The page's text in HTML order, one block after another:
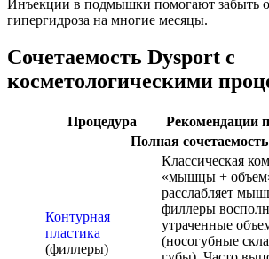
Инъекции в подмышки помогают забыть
гипергидроза на многие месяцы.
Сочетаемость Dysport с
косметологическими
Процедура
Рекомендации
Полная сочетаемость
Контурная
пластика
(филлеры)
Классическая
«мышцы +
расслабляет
филлеры
утраченные
(носогубные